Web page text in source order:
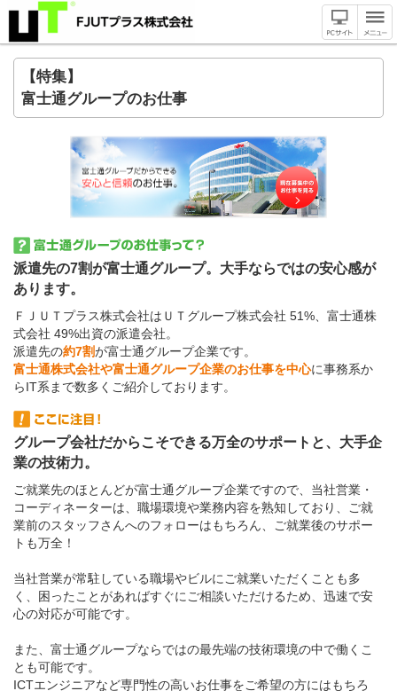
【特集】
富士通グループのお仕事
派遣先の7割が富士通グループ。大手ならではの安心感が
あります。
ＦＪＵＴプラス株式会社はＵＴグループ株式会社 51%、富士通株
式会社 49%出資の派遣会社。
派遣先の約7割が富士通グループ企業です。
富士通株式会社や富士通グループ企業のお仕事を中心に事務系か
らIT系まで数多くご紹介しております。
グループ会社だからこそできる万全のサポートと、大手企
業の技術力。
ご就業先のほとんどが富士通グループ企業ですので、当社営業・
コーディネーターは、職場環境や業務内容を熟知しており、ご就
業前のスタッフさんへのフォローはもちろん、ご就業後のサポー
トも万全！
当社営業が常駐している職場やビルにご就業いただくことも多
く、困ったことがあればすぐにご相談いただけるため、迅速で安
心の対応が可能です。
また、富士通グループならではの最先端の技術環境の中で働くこ
とも可能です。
ICTエンジニアなど専門性の高いお仕事をご希望の方にはもちろ